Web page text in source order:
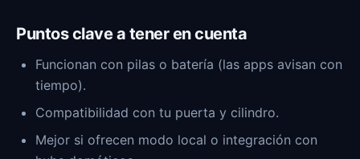
Puntos clave a tener en cuenta
Funcionan con pilas o batería (las apps avisan con
tiempo).
Compatibilidad con tu puerta y cilindro.
Mejor si ofrecen modo local o integración con